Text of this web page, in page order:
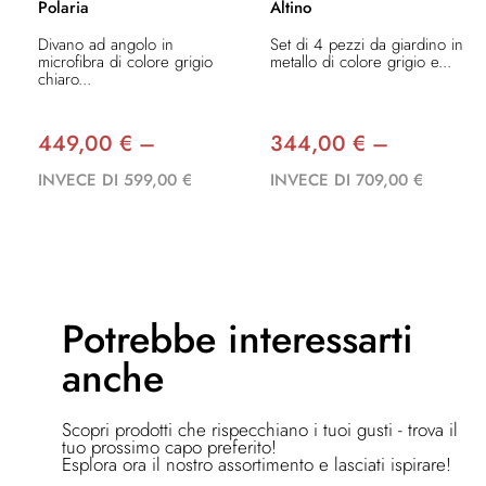
Polaria
Divano ad angolo in
microfibra di colore grigio
chiaro...
449,00 € –
INVECE DI 599,00 €
Altino
Set di 4 pezzi da giardino in
metallo di colore grigio e...
344,00 € –
INVECE DI 709,00 €
Potrebbe interessarti
anche
Scopri prodotti che rispecchiano i tuoi gusti - trova il
tuo prossimo capo preferito!
Esplora ora il nostro assortimento e lasciati ispirare!